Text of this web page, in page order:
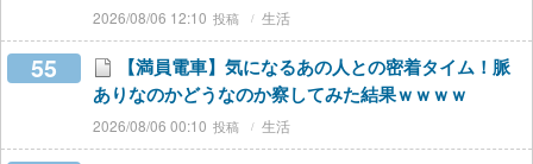
2026/08/06 12:10 生活
55
【満員電車】気になるあの人との密着タイム！脈
ありなのかどうなのか察してみた結果ｗｗｗｗ
2026/08/06 00:10 生活